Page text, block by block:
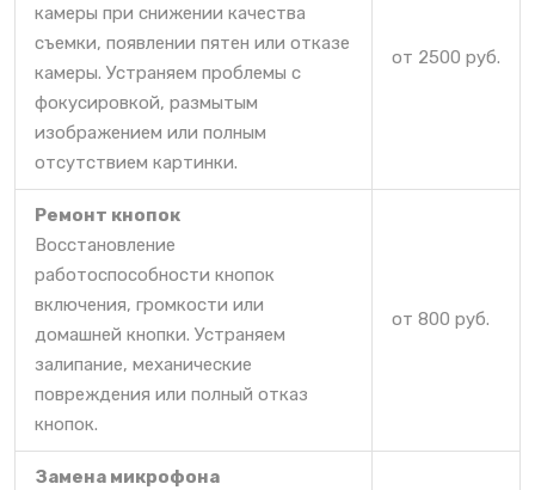
камеры при снижении качества
съемки, появлении пятен или отказе
камеры. Устраняем проблемы с
фокусировкой, размытым
изображением или полным
отсутствием картинки.
от 2500 руб.
Ремонт кнопок
Восстановление
работоспособности кнопок
включения, громкости или
домашней кнопки. Устраняем
залипание, механические
повреждения или полный отказ
кнопок.
от 800 руб.
Замена микрофона